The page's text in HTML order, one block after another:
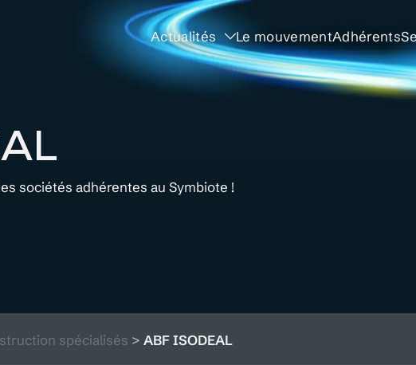
Actualités Le mouvementAdhérents
sociétés adhérentes au Symbiote !
spécialisés > ABF ISODEAL